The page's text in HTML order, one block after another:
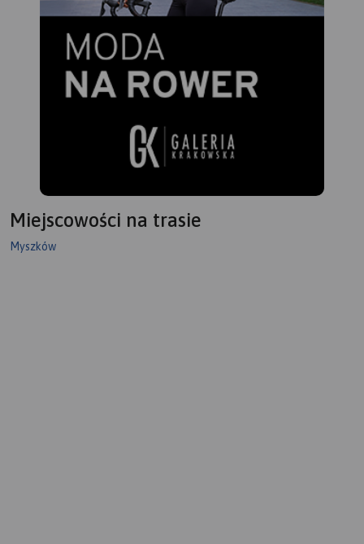
Miejscowości na trasie
Myszków